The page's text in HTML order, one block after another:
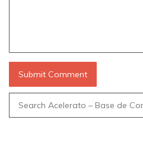
Search
for: